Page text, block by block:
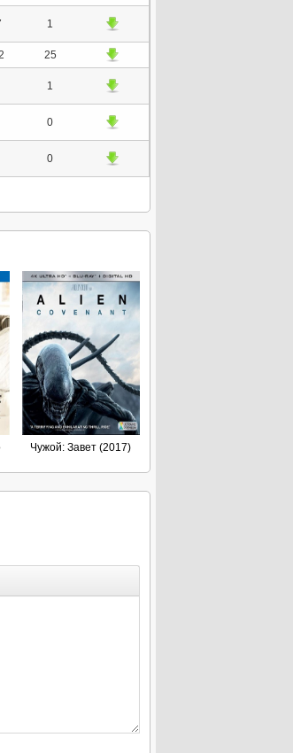
1
25
1
0
0
Чужой: Завет (2017)